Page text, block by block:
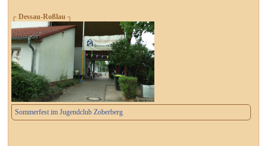
┌ Dessau-Roßlau ┐
Sommerfest im Jugendclub Zoberberg